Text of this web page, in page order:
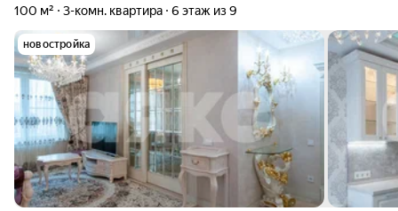
100 м² 3-комн. квартира 6 этаж из 9
новостройка